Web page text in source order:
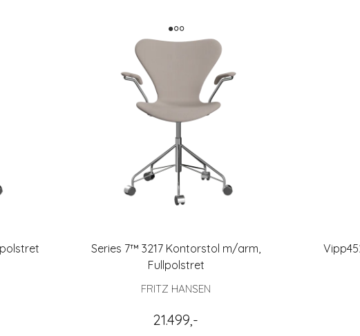
Series 7™ 3217 Kontorstol m/arm,
Fullpolstret
FRITZ HANSEN
21.499,-